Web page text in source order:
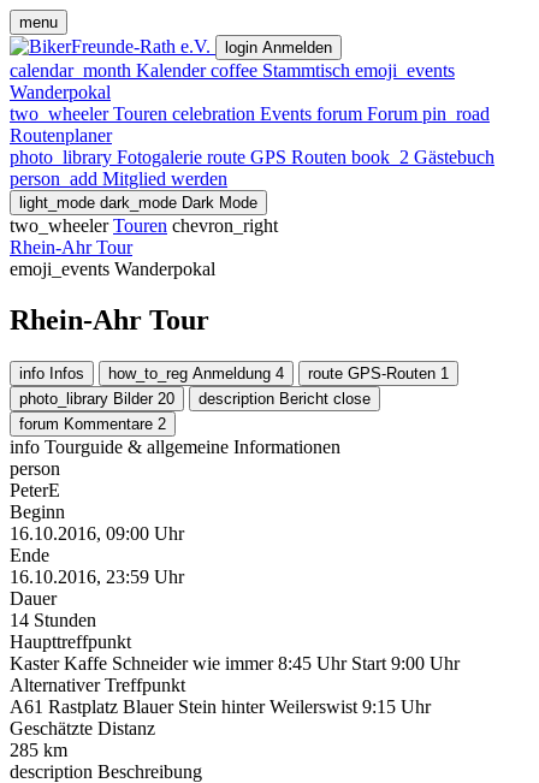
menu
login Anmelden
calendar_month Kalender coffee Stammtisch emoji_events
Wanderpokal
two_wheeler Touren celebration Events forum Forum pin_road
Routenplaner
photo_library Fotogalerie route GPS Routen book_2 Gästebuch
person_add Mitglied werden
light_mode dark_mode Dark Mode
two_wheeler Touren chevron_right
Rhein-Ahr Tour
emoji_events Wanderpokal
Rhein-Ahr Tour
info Infos how_to_reg Anmeldung 4 route GPS-Routen 1
photo_library Bilder 20 description Bericht close
forum Kommentare 2
info Tourguide & allgemeine Informationen
person
PeterE
Beginn
16.10.2016, 09:00 Uhr
Ende
16.10.2016, 23:59 Uhr
Dauer
14 Stunden
Haupttreffpunkt
Kaster Kaffe Schneider wie immer 8:45 Uhr Start 9:00 Uhr
Alternativer Treffpunkt
A61 Rastplatz Blauer Stein hinter Weilerswist 9:15 Uhr
Geschätzte Distanz
285 km
description Beschreibung